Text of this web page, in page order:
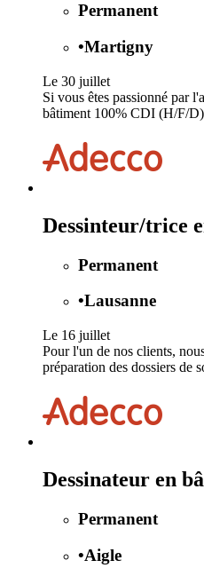
Permanent
•Martigny
Le 30 juillet
Si vous êtes passionné par
bâtiment 100% CDI (H/F/
Dessinteur/trice
Permanent
•Lausanne
Le 16 juillet
Pour l'un de nos clients,
préparation des dossiers de
Dessinateur en
Permanent
•Aigle